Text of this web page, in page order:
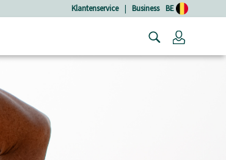
Klantenservice | Business BE